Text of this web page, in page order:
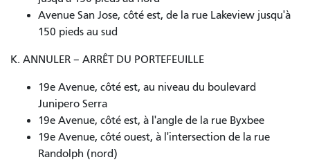
Avenue San Jose, côté est, de la rue Lakeview jusqu'à
150 pieds au sud
K. ANNULER – ARRÊT DU PORTEFEUILLE
19e Avenue, côté est, au niveau du boulevard
Junipero Serra
19e Avenue, côté est, à l'angle de la rue Byxbee
19e Avenue, côté ouest, à l'intersection de la rue
Randolph (nord)